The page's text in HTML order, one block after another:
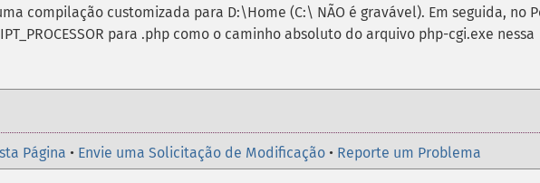
compilação customizada para D:\Home (C:\ NÃO é gravável). Em seguida, no
para .php como o caminho absoluto do arquivo php-cgi.exe nessa
Página • Envie uma Solicitação de Modificação • Reporte um Problema